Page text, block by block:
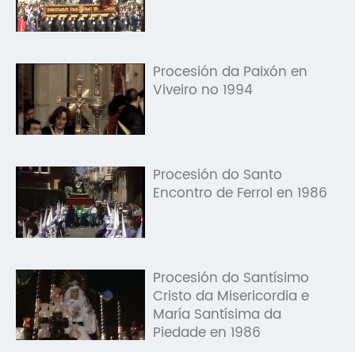
Procesión da Paixón en
Viveiro no 1994
Procesión do Santo
Encontro de Ferrol en 1986
Procesión do Santísimo
Cristo da Misericordia e
María Santísima da
Piedade en 1986